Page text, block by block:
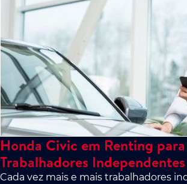
Honda Civic em Renting para
Trabalhadores Independentes
Cada vez mais e mais trabalhadores